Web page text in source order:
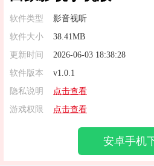
软件类型
影音视听
软件大小
38.41MB
更新时间
2026-06-03 18:38:28
软件版本
v1.0.1
隐私说明
点击查看
游戏权限
点击查看
安卓手机